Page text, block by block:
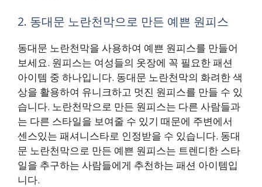
2. 동대문 노란천막으로 만든 예쁜 원피스
동대문 노란천막을 사용하여 예쁜 원피스를 만들어
보세요. 원피스는 여성들의 옷장에 꼭 필요한 패션
아이템 중 하나입니다. 동대문 노란천막의 화려한 색
상을 활용하여 유니크하고 멋진 원피스를 만들 수 있
습니다. 노란천막으로 만든 원피스는 다른 사람들과
는 다른 스타일을 보여줄 수 있기 때문에 주변에서
센스있는 패셔니스타로 인정받을 수 있습니다. 동대
문 노란천막으로 만든 예쁜 원피스는 트렌디한 스타
일을 추구하는 사람들에게 추천하는 패션 아이템입
니다.